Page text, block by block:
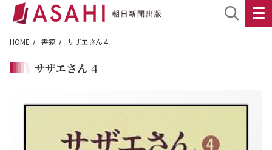
HOME 書籍 サザエさん 4
サザエさん 4